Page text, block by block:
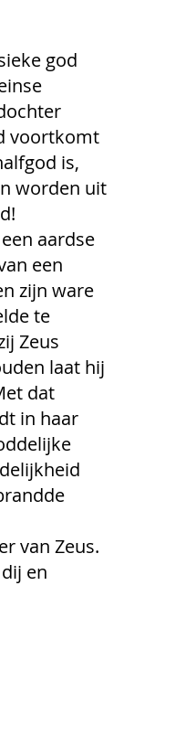
god
voortkomt
is,
worden uit
aardse
een
zijn ware
te
Zeus
laat hij
dat
in haar
van Zeus.
en